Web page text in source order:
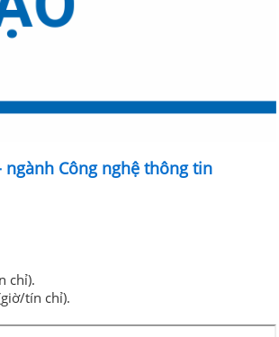
Công nghệ thông tin
chỉ).
tín chỉ).